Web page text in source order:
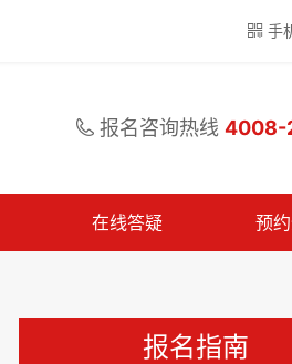
 手
 报名咨询热线 4008-
在线答疑 预
报名指南